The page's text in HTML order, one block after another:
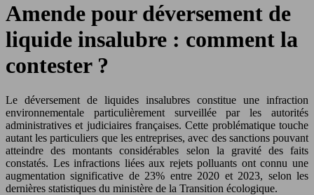
Amende pour déversement de
liquide insalubre : comment la
contester ?
Le déversement de liquides insalubres constitue une infraction
environnementale particulièrement surveillée par les autorités
administratives et judiciaires françaises. Cette problématique touche
autant les particuliers que les entreprises, avec des sanctions pouvant
atteindre des montants considérables selon la gravité des faits
constatés. Les infractions liées aux rejets polluants ont connu une
augmentation significative de 23% entre 2020 et 2023, selon les
dernières statistiques du ministère de la Transition écologique.